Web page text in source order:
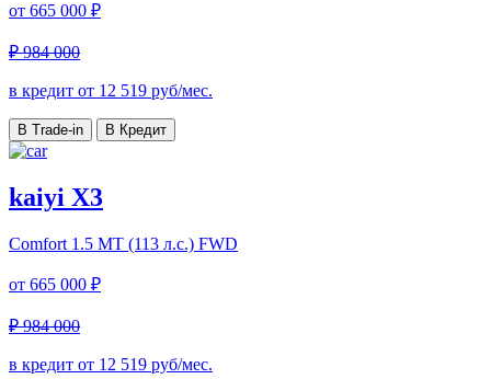
от 665 000 ₽
₽ 984 000
в кредит от 12 519 руб/мес.
В Trade-in В Кредит
kaiyi X3
Comfort 1.5 MT (113 л.с.) FWD
от 665 000 ₽
₽ 984 000
в кредит от 12 519 руб/мес.